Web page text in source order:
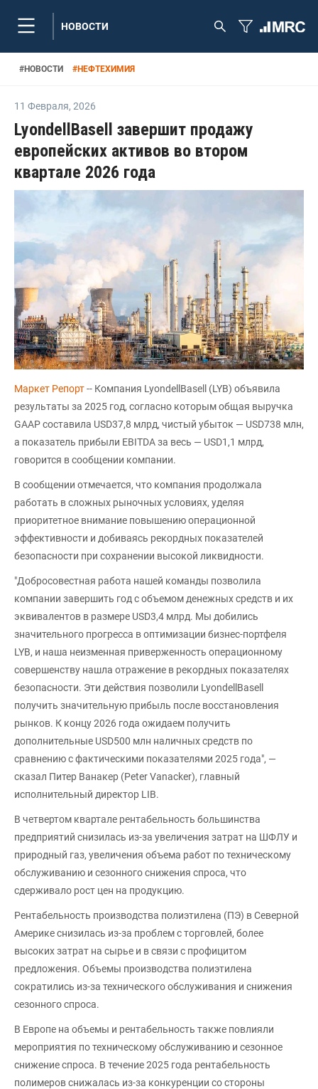
НОВОСТИ
#НОВОСТИ #НЕФТЕХИМИЯ
11 Февраля, 2026
LyondellBasell завершит продажу
европейских активов во втором
квартале 2026 года
Маркет Репорт-- Компания LyondellBasell (LYB) объявила
результаты за 2025 год, согласно которым общая выручка
GAAP составила USD37,8 млрд, чистый убыток — USD738 млн,
а показатель прибыли EBITDA за весь — USD1,1 млрд,
говорится в сообщении компании.
В сообщении отмечается, что компания продолжала
работать в сложных рыночных условиях, уделяя
приоритетное внимание повышению операционной
эффективности и добиваясь рекордных показателей
безопасности при сохранении высокой ликвидности.
"Добросовестная работа нашей команды позволила
компании завершить год с объемом денежных средств и их
эквивалентов в размере USD3,4 млрд. Мы добились
значительного прогресса в оптимизации бизнес-портфеля
LYB, и наша неизменная приверженность операционному
совершенству нашла отражение в рекордных показателях
безопасности. Эти действия позволили LyondellBasell
получить значительную прибыль после восстановления
рынков. К концу 2026 года ожидаем получить
дополнительные USD500 млн наличных средств по
сравнению с фактическими показателями 2025 года", —
сказал Питер Ванакер (Peter Vanacker), главный
исполнительный директор LIB.
В четвертом квартале рентабельность большинства
предприятий снизилась из-за увеличения затрат на ШФЛУ и
природный газ, увеличения объема работ по техническому
обслуживанию и сезонного снижения спроса, что
сдерживало рост цен на продукцию.
Рентабельность производства полиэтилена (ПЭ) в Северной
Америке снизилась из-за проблем с торговлей, более
высоких затрат на сырье и в связи с профицитом
предложения. Объемы производства полиэтилена
сократились из-за технического обслуживания и снижения
сезонного спроса.
В Европе на объемы и рентабельность также повлияли
мероприятия по техническому обслуживанию и сезонное
снижение спроса. В течение 2025 года рентабельность
полимеров снижалась из-за конкуренции со стороны